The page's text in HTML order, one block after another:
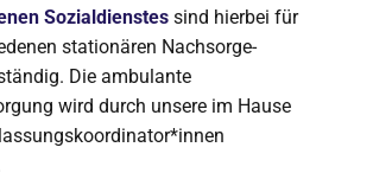
Sozialdienstes sind hierbei für
stationären Nachsorge-
Die ambulante
wird durch unsere im Hause